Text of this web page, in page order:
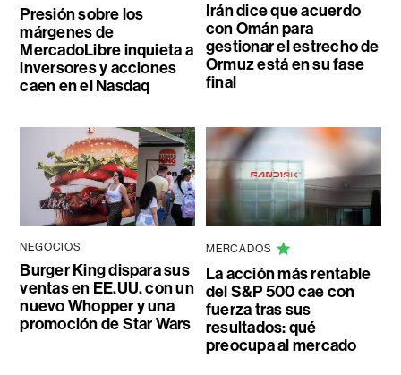
Presión sobre los
márgenes de
MercadoLibre inquieta a
inversores y acciones
caen en el Nasdaq
Irán dice que acuerdo
con Omán para
gestionar el estrecho de
Ormuz está en su fase
final
NEGOCIOS
Burger King dispara sus
ventas en EE.UU. con un
nuevo Whopper y una
promoción de Star Wars
MERCADOS
La acción más rentable
del S&P 500 cae con
fuerza tras sus
resultados: qué
preocupa al mercado